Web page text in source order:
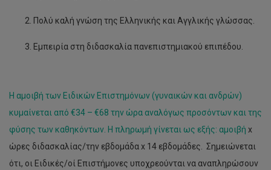
Πολύ καλή γνώση της Ελληνικής και Αγγλικής γλώσσας.
Εμπειρία στη διδασκαλία πανεπιστημιακού επιπέδου.
Η αμοιβή των Ειδικών Επιστημόνων (γυναικών και ανδρών)
κυμαίνεται από €34 – €68 την ώρα αναλόγως προσόντων και της
φύσης των καθηκόντων. Η πληρωμή γίνεται ως εξής: αμοιβή x
ώρες διδασκαλίας/την εβδομάδα x 14 εβδομάδες. Σημειώνεται
ότι, οι Ειδικές/οί Επιστήμονες υποχρεούνται να αναπληρώσουν